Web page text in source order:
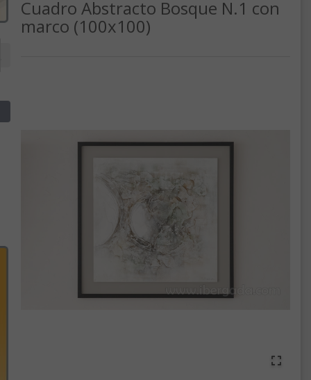
Cuadro Abstracto Bosque N.1 con
marco (100x100)